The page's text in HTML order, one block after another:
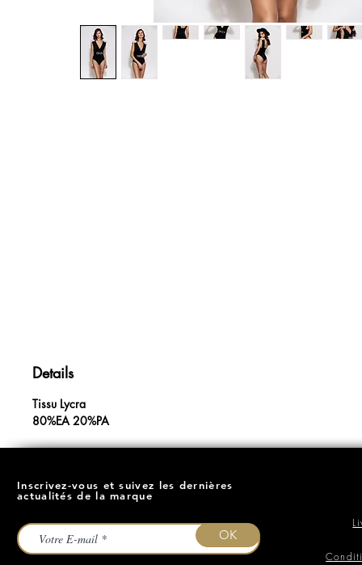
Details
Tissu Lycra
80%EA 20%PA
Inscrivez-vous et suivez les dernières
actualités de la marque
OK